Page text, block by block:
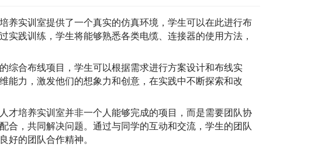
养实训室提供了一个真实的仿真环境，学生可以在此进行布
践训练，学生将能够熟悉各类电缆、连接器的使用方法，
综合布线项目，学生可以根据需求进行方案设计和布线实
能力，激发他们的想象力和创意，在实践中不断探索和改
才培养实训室并非一个人能够完成的项目，而是需要团队协
合，共同解决问题。通过与同学的互动和交流，学生的团队
好的团队合作精神。